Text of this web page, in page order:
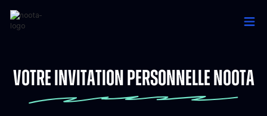
Votre invitation personnelle Noota